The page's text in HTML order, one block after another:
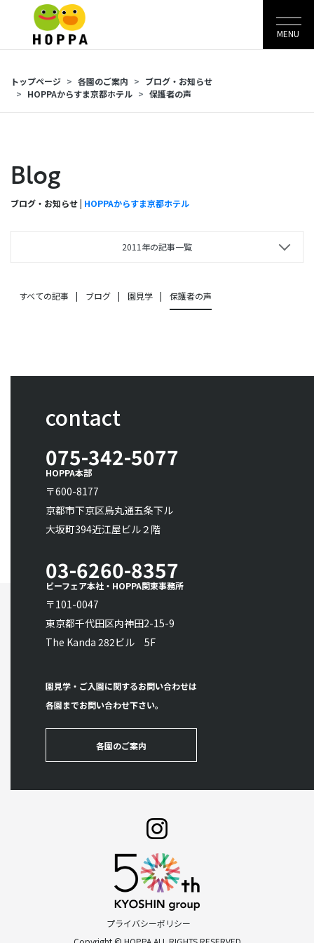
MENU
トップページ 各園のご案内
ブログ・お知らせ
HOPPAからすま京都ホテル
保護者の声
Blog
ブログ・お知らせ | HOPPAからすま京都ホテル
2011年の記事一覧
すべての記事 ブログ 園見学 保護者の声
contact
075-342-5077
HOPPA本部
〒600-8177
京都市下京区烏丸通五条下ル
大坂町394近江屋ビル２階
03-6260-8357
ビーフェア本社・HOPPA関東事務所
〒101-0047
東京都千代田区内神田2-15-9
The Kanda 282ビル 5F
園見学・ご入園に関するお問い合わせは
各園までお問い合わせ下さい。
各園のご案内
プライバシーポリシー